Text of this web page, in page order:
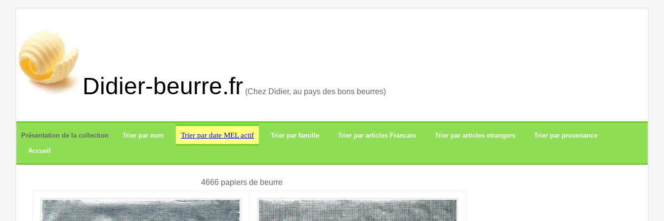
Didier-beurre.fr (Chez Didier, au pays des bons beurres)
Présentation de la collection Trier par nom Trier par date MEL actif Trier par famille Trier par articles Francais Trier par articles etrangers Trier par provenance
Accueil
4666 papiers de beurre